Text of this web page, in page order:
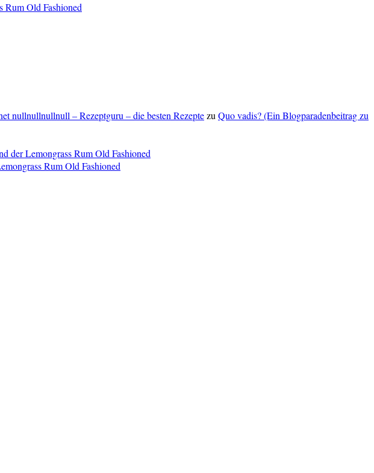
Rum Old Fashioned
nullnullnullnull – Rezeptguru – die besten Rezeptezu Quo vadis? (Ein Blogparadenbeitrag zu
der Lemongrass Rum Old Fashioned
Rum Old Fashioned